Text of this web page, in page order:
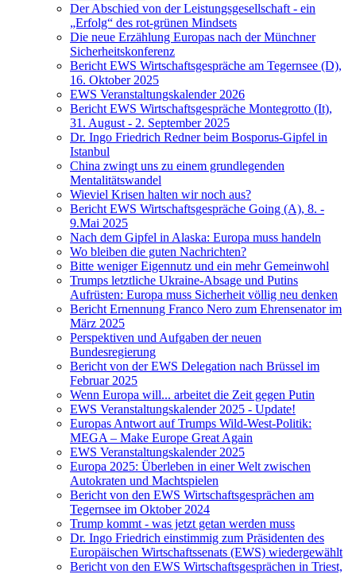
Der Abschied von der Leistungsgesellschaft - ein
„Erfolg“ des rot-grünen Mindsets
Die neue Erzählung Europas nach der Münchner
Sicherheitskonferenz
Bericht EWS Wirtschaftsgespräche am Tegernsee (D),
16. Oktober 2025
EWS Veranstaltungskalender 2026
Bericht EWS Wirtschaftsgespräche Montegrotto (It),
31. August - 2. September 2025
Dr. Ingo Friedrich Redner beim Bosporus-Gipfel in
Istanbul
China zwingt uns zu einem grundlegenden
Mentalitätswandel
Wieviel Krisen halten wir noch aus?
Bericht EWS Wirtschaftsgespräche Going (A), 8. -
9.Mai 2025
Nach dem Gipfel in Alaska: Europa muss handeln
Wo bleiben die guten Nachrichten?
Bitte weniger Eigennutz und ein mehr Gemeinwohl
Trumps letztliche Ukraine-Absage und Putins
Aufrüsten: Europa muss Sicherheit völlig neu denken
Bericht Ernennung Franco Nero zum Ehrensenator im
März 2025
Perspektiven und Aufgaben der neuen
Bundesregierung
Bericht von der EWS Delegation nach Brüssel im
Februar 2025
Wenn Europa will... arbeitet die Zeit gegen Putin
EWS Veranstaltungskalender 2025 - Update!
Europas Antwort auf Trumps Wild-West-Politik:
MEGA – Make Europe Great Again
EWS Veranstaltungskalender 2025
Europa 2025: Überleben in einer Welt zwischen
Autokraten und Machtspielen
Bericht von den EWS Wirtschaftsgesprächen am
Tegernsee im Oktober 2024
Trump kommt - was jetzt getan werden muss
Dr. Ingo Friedrich einstimmig zum Präsidenten des
Europäischen Wirtschaftssenats (EWS) wiedergewählt
Bericht von den EWS Wirtschaftsgesprächen in Triest,